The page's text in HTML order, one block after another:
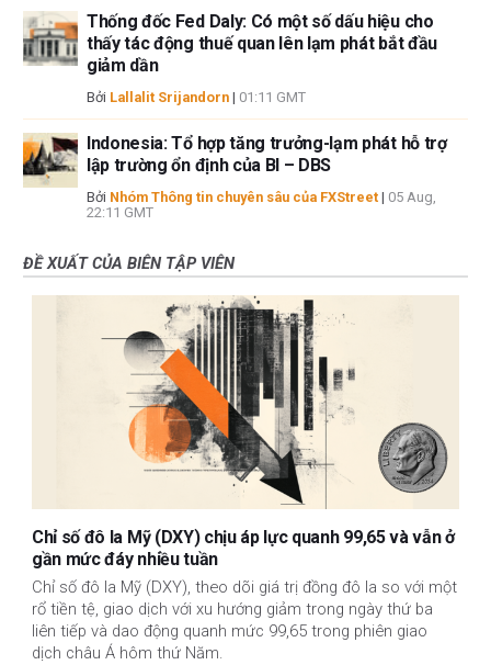
Thống đốc Fed Daly: Có một số dấu hiệu cho
thấy tác động thuế quan lên lạm phát bắt đầu
giảm dần
Bởi Lallalit Srijandorn | 01:11 GMT
Indonesia: Tổ hợp tăng trưởng-lạm phát hỗ trợ
lập trường ổn định của BI – DBS
Bởi Nhóm Thông tin chuyên sâu của FXStreet | 05 Aug,
22:11 GMT
ĐỀ XUẤT CỦA BIÊN TẬP VIÊN
Chỉ số đô la Mỹ (DXY) chịu áp lực quanh 99,65 và vẫn ở
gần mức đáy nhiều tuần
Chỉ số đô la Mỹ (DXY), theo dõi giá trị đồng đô la so với một
rổ tiền tệ, giao dịch với xu hướng giảm trong ngày thứ ba
liên tiếp và dao động quanh mức 99,65 trong phiên giao
dịch châu Á hôm thứ Năm.